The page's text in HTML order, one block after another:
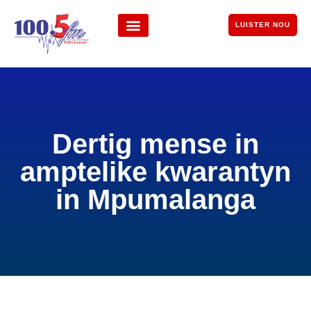
LUISTER NOU
Dertig mense in
amptelike kwarantyn
in Mpumalanga